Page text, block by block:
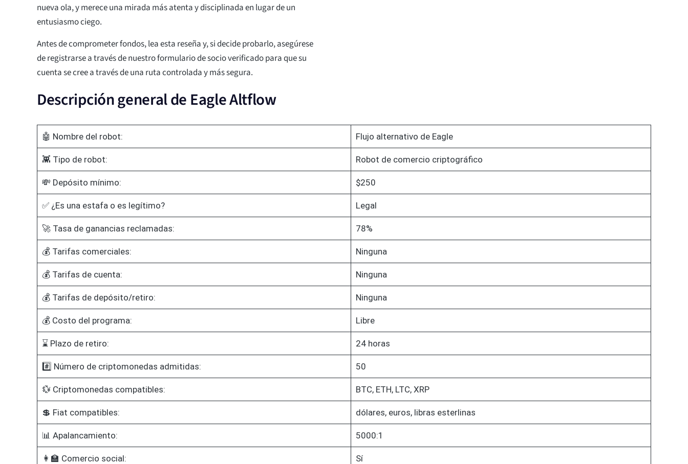
nueva ola, y merece una mirada más atenta y disciplinada en lugar de un
entusiasmo ciego.
Antes de comprometer fondos, lea esta reseña y, si decide probarlo, asegúrese
de registrarse a través de nuestro formulario de socio verificado para que su
cuenta se cree a través de una ruta controlada y más segura.
Descripción general de Eagle Altflow
🤖 Nombre del robot: Flujo alternativo de Eagle
👾 Tipo de robot: Robot de comercio criptográfico
💸 Depósito mínimo: $250
✅ ¿Es una estafa o es legítimo? Legal
🚀 Tasa de ganancias reclamadas: 78%
💰 Tarifas comerciales: Ninguna
💰 Tarifas de cuenta: Ninguna
💰 Tarifas de depósito/retiro: Ninguna
💰 Costo del programa: Libre
⌛ Plazo de retiro: 24 horas
#️⃣ Número de criptomonedas admitidas: 50
💱 Criptomonedas compatibles: BTC, ETH, LTC, XRP
💲 Fiat compatibles: dólares, euros, libras esterlinas
📊 Apalancamiento: 5000:1
👩‍🏫 Comercio social: Sí